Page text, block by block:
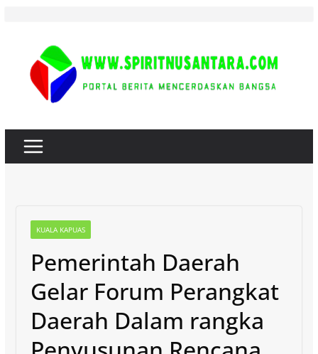
content
KUALA KAPUAS
Pemerintah Daerah
Gelar Forum Perangkat
Daerah Dalam rangka